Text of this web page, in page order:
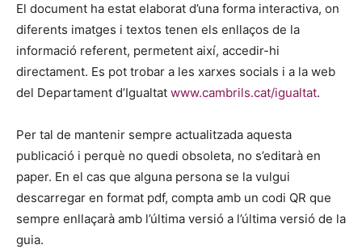
El document ha estat elaborat d’una forma interactiva, on
diferents imatges i textos tenen els enllaços de la
informació referent, permetent així, accedir-hi
directament. Es pot trobar a les xarxes socials i a la web
del Departament d’Igualtat www.cambrils.cat/igualtat.
Per tal de mantenir sempre actualitzada aquesta
publicació i perquè no quedi obsoleta, no s’editarà en
paper. En el cas que alguna persona se la vulgui
descarregar en format pdf, compta amb un codi QR que
sempre enllaçarà amb l’última versió a l’última versió de la
guia.